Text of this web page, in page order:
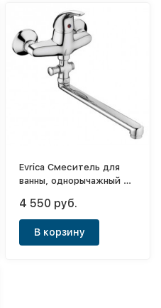
Evrica Смеситель для
ванны, однорычажный с
40см
4 550 руб.
В корзину